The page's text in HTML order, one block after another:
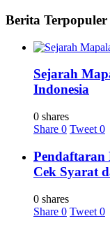
Berita Terpopuler
Sejarah
Indonesia
0 shares
Share 0 Tweet 0
Pendaftaran
Cek Syarat
0 shares
Share 0 Tweet 0